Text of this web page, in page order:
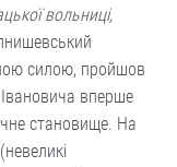
вольниці,
силою, пройшов
вперше
становище. На